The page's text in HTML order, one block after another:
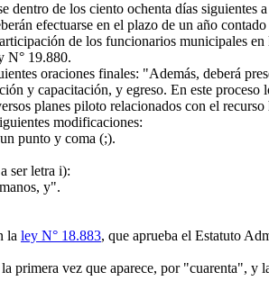
de los ciento ochenta días
efectuarse en el plazo de un año
de los funcionarios municipales
N° 19.880.
oraciones finales: "Además, deberá
y capacitación, y egreso. En este
planes piloto relacionados con el
modificaciones:
punto y coma (;).
ser letra i):
y".
la ley N° 18.883, que aprueba el Estatuto
primera vez que aparece, por "cuarenta", y